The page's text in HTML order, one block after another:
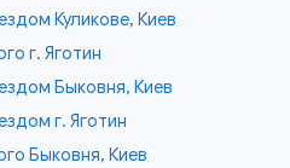
Куликове, Киев
г. Яготин
Быковня, Киев
г. Яготин
Быковня, Киев